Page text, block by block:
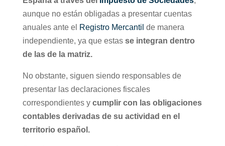
aunque no están obligadas a presentar cuentas
anuales ante el Registro Mercantil de manera
independiente, ya que estas se integran dentro
de las de la matriz.
No obstante, siguen siendo responsables de
presentar las declaraciones fiscales
correspondientes y cumplir con las obligaciones
contables derivadas de su actividad en el
territorio español.